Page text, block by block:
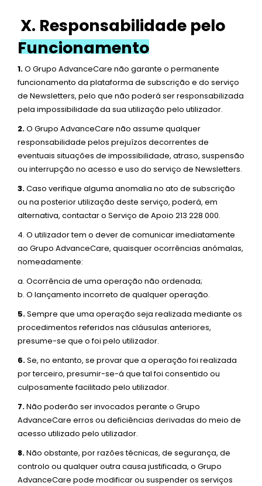
X. Responsabilidade pelo
Funcionamento
1.O Grupo AdvanceCare não garante o permanente
funcionamento da plataforma de subscrição e do serviço
de Newsletters, pelo que não poderá ser responsabilizada
pela impossibilidade da sua utilização pelo utilizador.
2.O Grupo AdvanceCare não assume qualquer
responsabilidade pelos prejuízos decorrentes de
eventuais situações de impossibilidade, atraso, suspensão
ou interrupção no acesso e uso do serviço de Newsletters.
3.Caso verifique alguma anomalia no ato de subscrição
ou na posterior utilização deste serviço, poderá, em
alternativa, contactar o Serviço de Apoio 213 228 000.
4. O utilizador tem o dever de comunicar imediatamente
ao Grupo AdvanceCare, quaisquer ocorrências anómalas,
nomeadamente:
a. Ocorrência de uma operação não ordenada;
b. O lançamento incorreto de qualquer operação.
5.Sempre que uma operação seja realizada mediante os
procedimentos referidos nas cláusulas anteriores,
presume-se que o foi pelo utilizador.
6.Se, no entanto, se provar que a operação foi realizada
por terceiro, presumir-se-á que tal foi consentido ou
culposamente facilitado pelo utilizador.
7.Não poderão ser invocados perante o Grupo
AdvanceCare erros ou deficiências derivadas do meio de
acesso utilizado pelo utilizador.
8.Não obstante, por razões técnicas, de segurança, de
controlo ou qualquer outra causa justificada, o Grupo
AdvanceCare pode modificar ou suspender os serviços